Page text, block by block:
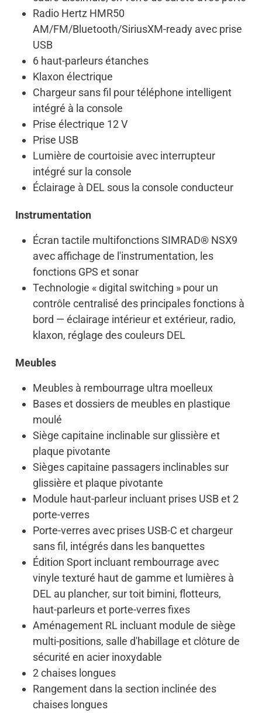
Radio Hertz HMR50
AM/FM/Bluetooth/SiriusXM-ready avec prise
USB
6 haut-parleurs étanches
Klaxon électrique
Chargeur sans fil pour téléphone intelligent
intégré à la console
Prise électrique 12 V
Prise USB
Lumière de courtoisie avec interrupteur
intégré sur la console
Éclairage à DEL sous la console conducteur
Instrumentation
Écran tactile multifonctions SIMRAD® NSX9
avec affichage de l'instrumentation, les
fonctions GPS et sonar
Technologie « digital switching » pour un
contrôle centralisé des principales fonctions à
bord — éclairage intérieur et extérieur, radio,
klaxon, réglage des couleurs DEL
Meubles
Meubles à rembourrage ultra moelleux
Bases et dossiers de meubles en plastique
moulé
Siège capitaine inclinable sur glissière et
plaque pivotante
Sièges capitaine passagers inclinables sur
glissière et plaque pivotante
Module haut-parleur incluant prises USB et 2
porte-verres
Porte-verres avec prises USB-C et chargeur
sans fil, intégrés dans les banquettes
Édition Sport incluant rembourrage avec
vinyle texturé haut de gamme et lumières à
DEL au plancher, sur toit bimini, flotteurs,
haut-parleurs et porte-verres fixes
Aménagement RL incluant module de siège
multi-positions, salle d'habillage et clôture de
sécurité en acier inoxydable
2 chaises longues
Rangement dans la section inclinée des
chaises longues